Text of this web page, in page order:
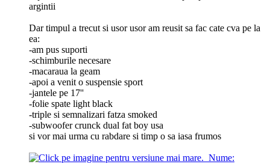
argintii
Dar timpul a trecut si usor usor am reusit sa fac cate cva pe la
ea:
-am pus suporti
-schimburile necesare
-macaraua la geam
-apoi a venit o suspensie sport
-jantele pe 17''
-folie spate light black
-triple si semnalizari fatza smoked
-subwoofer crunck dual fat boy usa
si vor mai urma cu rabdare si timp o sa iasa frumos